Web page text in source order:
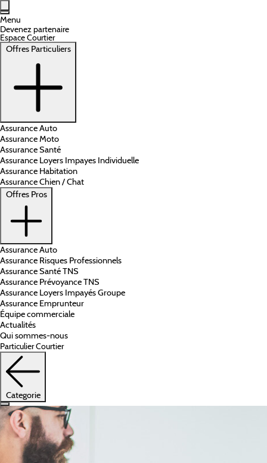
Aller au contenu principal
Menu
Devenez partenaire
Espace Courtier
Offres Particuliers
Assurance Auto
Assurance Moto
Assurance Santé
Assurance Loyers Impayes Individuelle
Assurance Habitation
Assurance Chien / Chat
Offres Pros
Assurance Auto
Assurance Risques Professionnels
Assurance Santé TNS
Assurance Prévoyance TNS
Assurance Loyers Impayés Groupe
Assurance Emprunteur
Équipe commerciale
Actualités
Qui sommes-nous
ParticulierCourtier
Categorie